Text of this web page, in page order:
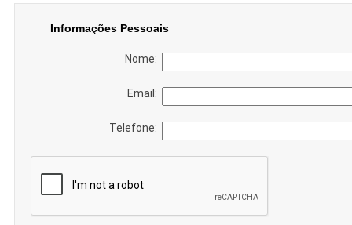
Informações Pessoais
Nome:
Email:
Telefone: